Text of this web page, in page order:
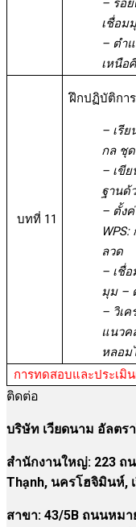
– รอ
เชื่อม
– ตำ
เหนือ
บทที่ 11
ฝึกปฏิบัติกา
– เรี
กล ชุ
– เขี
ฐานด้
– ตั้ง
ลวด
– เชื่
มุม –
– วิเ
แนวค
หลอม
การทดสอบและประเมิ
ติดต่อ
บริษัท เวียดนาม อัลตร
สำนักงานใหญ่: 223 ถ
Thạnh, นครโฮจิมินห์,
สาขา: 43/5B ถนนหมา